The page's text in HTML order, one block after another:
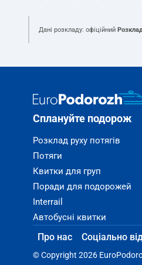
Дані розкладу: офіційний
Сплануйте подорож
Розклад руху потягів
Потяги
Квитки для груп
Поради для подорожей
Interrail
Автобусні квитки
Про нас Соціально
© Copyright 2026